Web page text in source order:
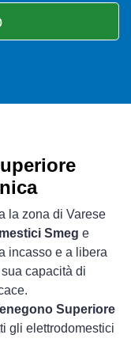
la zona di Varese
Smeg e
incasso e a libera
capacità di
Superiore
gli elettrodomestici